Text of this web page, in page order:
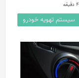
سیستم تهویه خودرو